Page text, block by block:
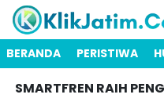
BERANDA PERISTIWA
SMARTFREN RAIH